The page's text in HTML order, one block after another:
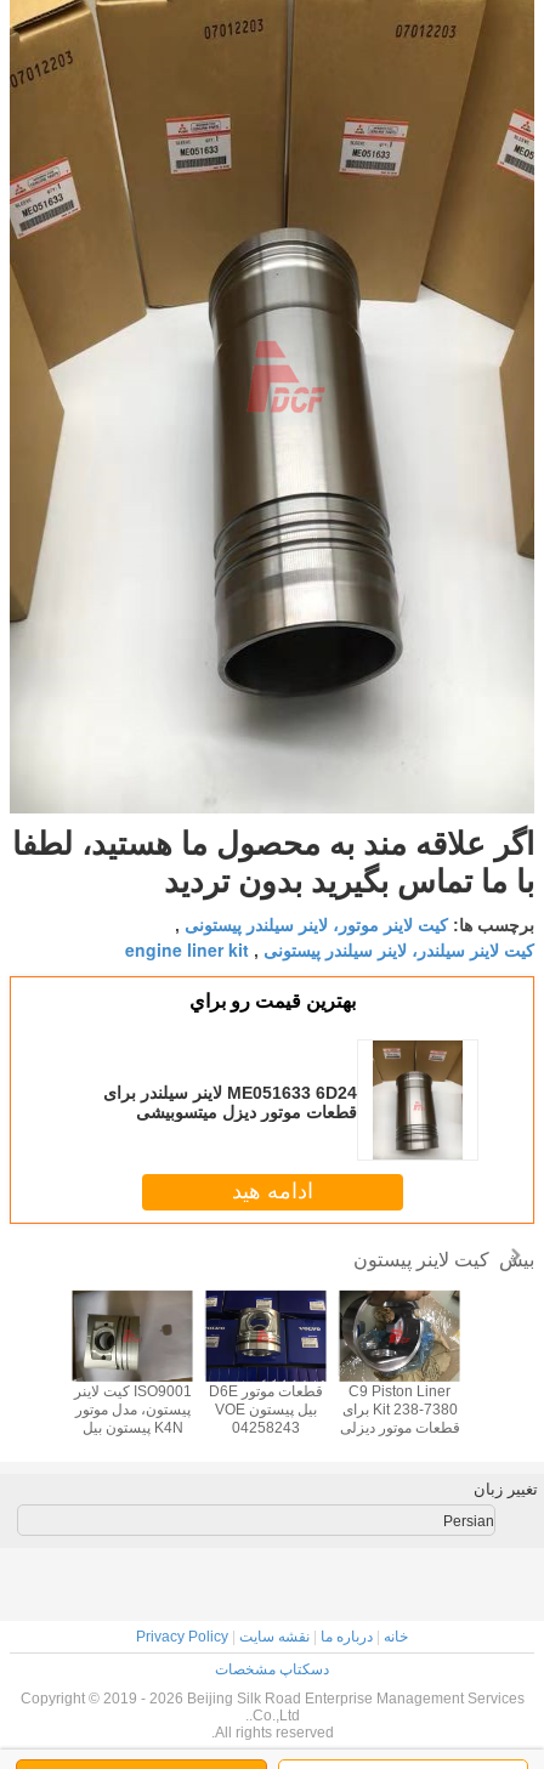
اگر علاقه مند به محصول ما هستید، لطفا
با ما تماس بگیرید بدون تردید
برچسب ها:کیت لاینر موتور، لاینر سیلندر پیستونی ,
کیت لاینر سیلندر، لاینر سیلندر پیستونی ,
engine liner kit
بهترين قيمت رو براي
ME051633 6D24 لاینر سیلندر برای
قطعات موتور دیزل میتسوبیشی
ادامه هید
بیش کیت لاینر پیستون
ISO9001 کیت لاینر
پیستون، مدل موتور
K4N پیستون بیل
قطعات موتور D6E
بیل پیستون VOE
04258243
C9 Piston Liner
Kit 238-7380 برای
قطعات موتور دیزلی
تغییر زبان
Persian
خانه | درباره ما | نقشه سایت |
Privacy Policy
دسکتاپ مشخصات
Copyright © 2019 - 2026 Beijing Silk Road Enterprise Management Services
Co.,Ltd..
All rights reserved.